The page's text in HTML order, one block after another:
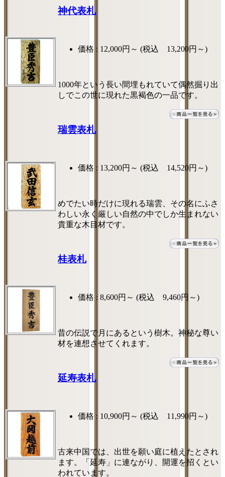
神代表札
価格 : 12,000円～ (税込 13,200円～)
1000年という長い間埋もれていて偶然掘り出
しでこの世に現れた黒褐色の一品です。
瑞雲表札
価格 : 13,200円～ (税込 14,520円～)
めでたい時だけに現れる瑞雲、その名にふさ
わしい永く厳しい自然の中でしか生まれない
貴重な木目材です。
桂表札
価格 : 8,600円～ (税込 9,460円～)
昔の伝説で月にあるという樹木。神秘な尊い
材を連想させてくれます。
延寿表札
価格 : 10,900円～ (税込 11,990円～)
古来中国では、出世を願い庭に植えたとされ
ます。「延寿」に連ながり、開運を招くとい
われています。